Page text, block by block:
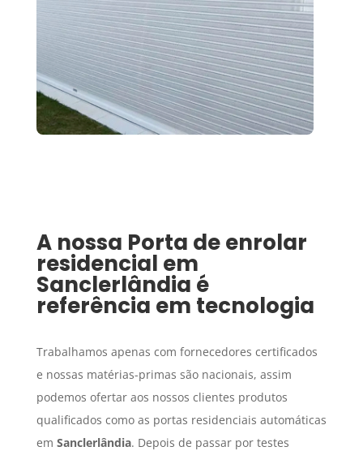
A nossa Porta de enrolar
residencial em
Sanclerlândia é
referência em tecnologia
Trabalhamos apenas com fornecedores certificados
e nossas matérias-primas são nacionais, assim
podemos ofertar aos nossos clientes produtos
qualificados como as portas residenciais automáticas
em Sanclerlândia. Depois de passar por testes